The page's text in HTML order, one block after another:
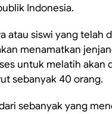
Indonesia.
atau siswi yang telah
menamatkan
untuk melatih akan
sebanyak 40 orang.
sebanyak yang